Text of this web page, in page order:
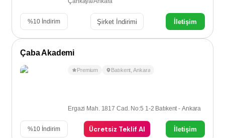
%10 İndirim Şirket İndirimi İletişim
Çaba Akademi
Premium Batıkent ,Ankara
Ergazi Mah. 1817 Cad. No:5 1-2 Batıkent - Ankara
%10 İndirim Ücretsiz Teklif Al İletişim